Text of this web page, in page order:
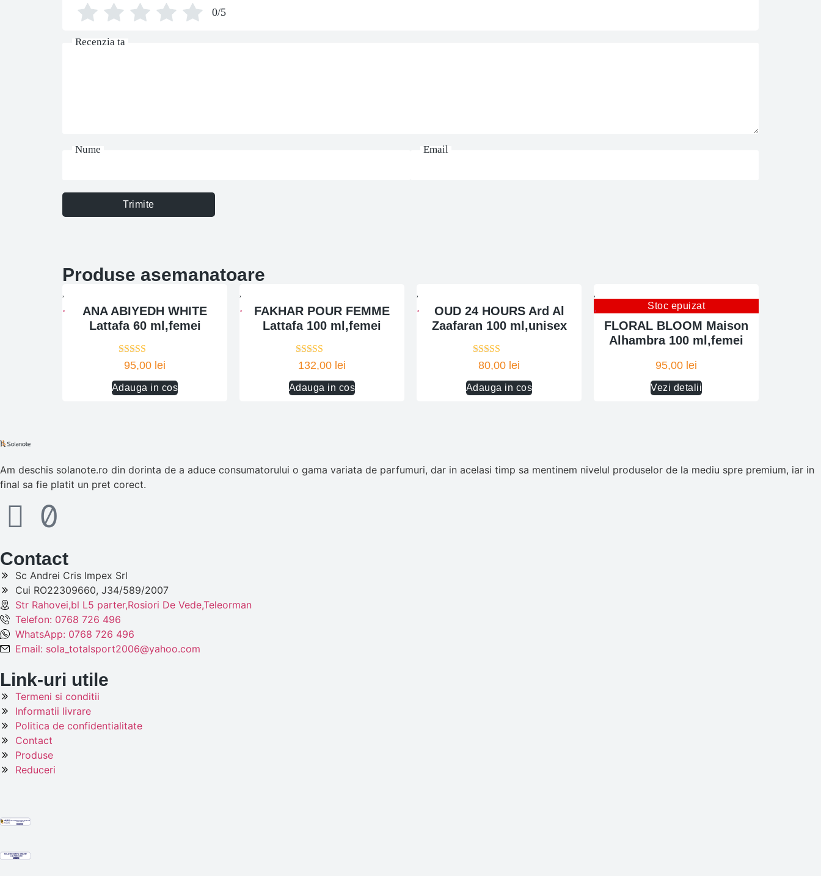
0/5
Recenzia ta
Nume Email
Trimite
Produse asemanatoare
ANA ABIYEDH WHITE
Lattafa 60 ml,femei
95,00 lei
Adauga in cos
Evaluat la
5.00
FAKHAR POUR FEMME
Lattafa 100 ml,femei
132,00 lei
Adauga in cos
Evaluat la
5.00
OUD 24 HOURS Ard Al
Zaafaran 100 ml,unisex
80,00 lei
Adauga in cos
Evaluat la
5.00
Stoc epuizat
FLORAL BLOOM Maison
Alhambra 100 ml,femei
95,00 lei
Vezi detalii
Am deschis solanote.ro din dorinta de a aduce consumatorului o gama variata de parfumuri, dar in acelasi timp sa mentinem nivelul produselor de la mediu spre premium, iar in
final sa fie platit un pret corect.
Contact
Sc Andrei Cris Impex Srl
Cui RO22309660, J34/589/2007
Str Rahovei,bl L5 parter,Rosiori De Vede,Teleorman
Telefon: 0768 726 496
WhatsApp: 0768 726 496
Email: sola_totalsport2006@yahoo.com
Link-uri utile
Termeni si conditii
Informatii livrare
Politica de confidentialitate
Contact
Produse
Reduceri